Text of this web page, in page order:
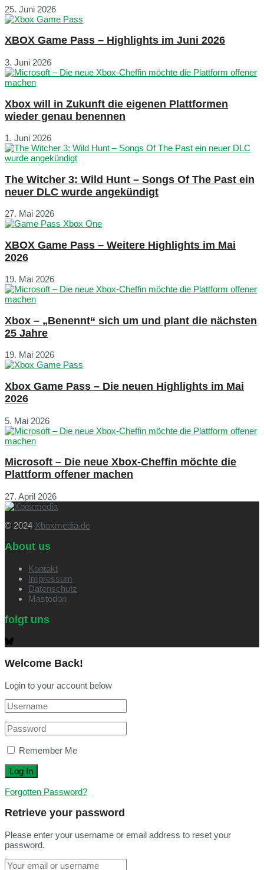
25. Juni 2026
XBOX Game Pass – Highlights im Juni 2026
3. Juni 2026
Xbox will in Zukunft die eigenen Plattformen
wieder genau benennen
1. Juni 2026
The Witcher 3: Wild Hunt – Songs Of The Past ein
neuer DLC wurde angekündigt
27. Mai 2026
XBOX Game Pass – Weitere Highlights im Mai
2026
19. Mai 2026
Xbox – „Benennt“ sich um und plant die nächsten
25 Jahre
19. Mai 2026
Xbox Game Pass – Die neuen Highlights im Mai
2026
5. Mai 2026
Microsoft – Die neue Xbox-Cheffin möchte die
Plattform offener machen
27. April 2026
© 2024 Xboxmedia.de
About us
Kontakt
Impressum
Datenschutz
Mastodon
folgt uns
Welcome Back!
Login to your account below
Remember Me
Forgotten Password?
Retrieve your password
Please enter your username or email address to reset your
password.